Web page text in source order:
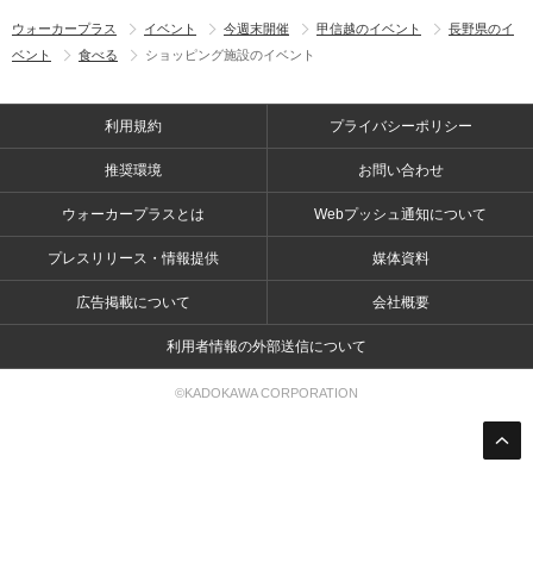
ウォーカープラス イベント 今週末開催 甲信越のイベント
長野県のイ
ベント
食べる ショッピング施設のイベント
利用規約 プライバシーポリシー
推奨環境 お問い合わせ
ウォーカープラスとは Webプッシュ通知について
プレスリリース・情報提供 媒体資料
広告掲載について 会社概要
利用者情報の外部送信について
©KADOKAWA CORPORATION